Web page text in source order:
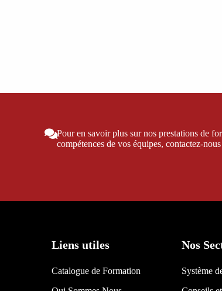
Pour en savoir plus sur nos prestations de
compétences de vos équipes, contactez-
Liens utiles
Catalogue de Formation
Nos
Système